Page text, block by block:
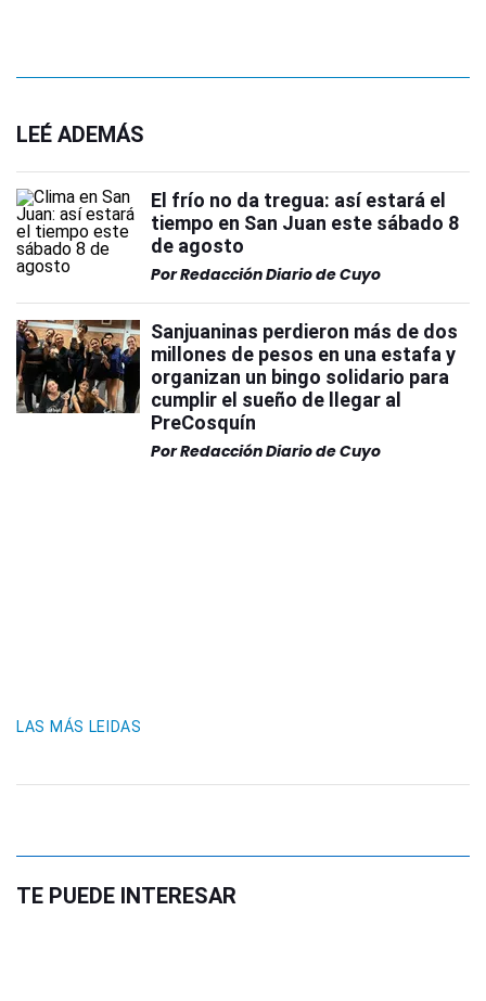
LEÉ ADEMÁS
El frío no da tregua: así estará el
tiempo en San Juan este sábado 8
de agosto
PorRedacción Diario de Cuyo
Sanjuaninas perdieron más de dos
millones de pesos en una estafa y
organizan un bingo solidario para
cumplir el sueño de llegar al
PreCosquín
PorRedacción Diario de Cuyo
LAS MÁS LEIDAS
TE PUEDE INTERESAR